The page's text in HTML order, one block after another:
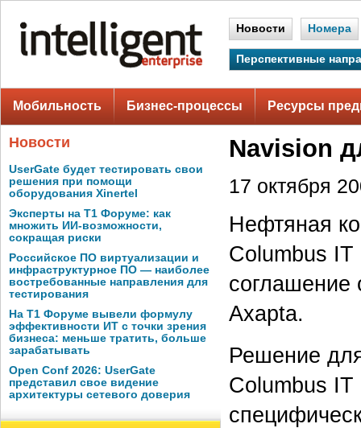
Новости Номера
Перспективные
Мобильность Бизнес-процессы Ресурсы
Новости
UserGate будет тестировать свои
решения при помощи
оборудования Xinertel
Эксперты на Т1 Форуме: как
множить ИИ-возможности,
сокращая риски
Российское ПО виртуализации и
инфраструктурное ПО — наиболее
востребованные направления для
тестирования
На Т1 Форуме вывели формулу
эффективности ИТ с точки зрения
бизнеса: меньше тратить, больше
зарабатывать
Open Conf 2026: UserGate
представил свое видение
архитектуры сетевого доверия
Navision
17 октября
Нефтяная
Columbus IT
соглашение
Axapta.
Решение
Columbus IT